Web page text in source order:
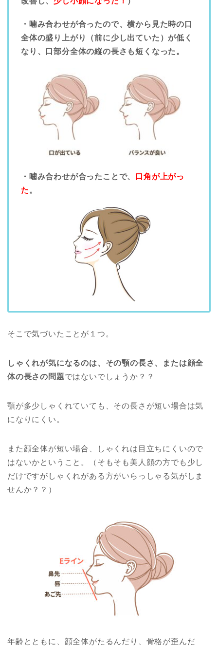
・噛み合わせが合ったので、横から見た時の口
全体の盛り上がり（前に少し出ていた）が低く
なり、口部分全体の縦の長さも短くなった。
・噛み合わせが合ったことで、
口角が上がっ
た 。
そこで気づいたことが１つ。
しゃくれが気になるのは、その顎の長さ、または顔全
体の長さの問題ではないでしょうか？？
顎が多少しゃくれていても、その長さが短い場合は気
になりにくい。
また顔全体が短い場合、しゃくれは目立ちにくいので
はないかということ。（そもそも美人顔の方でも少し
だけですがしゃくれがある方がいらっしゃる気がしま
せんか？？）
年齢とともに、顔全体がたるんだり、骨格が歪んだ